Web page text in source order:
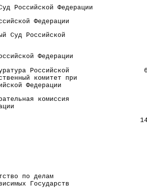
Суд Российской Федерации
Федерации
Суд Российской
Российской Федерации
Российской
комитет при
Федерации
комиссия
по делам
Государств